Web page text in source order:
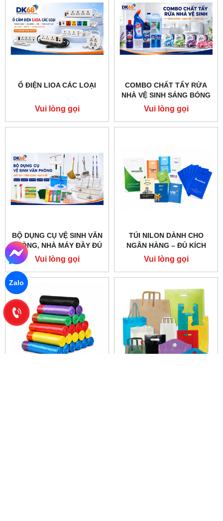
Ổ ĐIỆN LIOA CÁC LOẠI
Vui lòng gọi
COMBO CHẤT TẨY RỬA
NHÀ VỆ SINH SÁNG BÓNG
SẠCH SẼ- THƠM LÂU
Vui lòng gọi
BỘ DỤNG CỤ VỆ SINH VĂN
PHÒNG, NHÀ MÁY ĐẦY ĐỦ
VÀ ĐỦ LOẠI
Vui lòng gọi
TÚI NILON DÀNH CHO
NGÂN HÀNG – ĐỦ KÍCH
THƯỚC
Vui lòng gọi
Zalo